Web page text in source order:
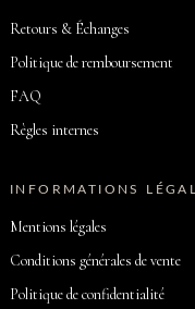
Retours & Échanges
Politique de remboursement
FAQ
Règles internes
INFORMATIONS
Mentions légales
Conditions générales de vente
Politique de confidentialité